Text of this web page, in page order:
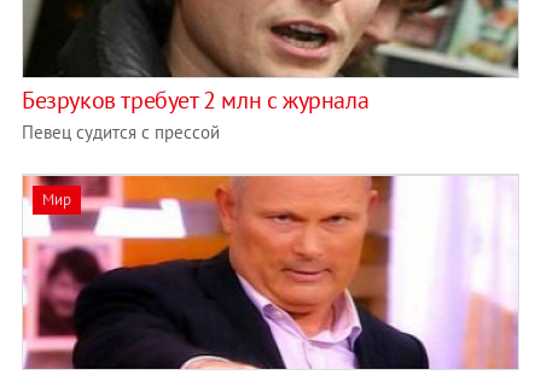
Безруков требует 2 млн с журнала
Певец судится с прессой
Мир